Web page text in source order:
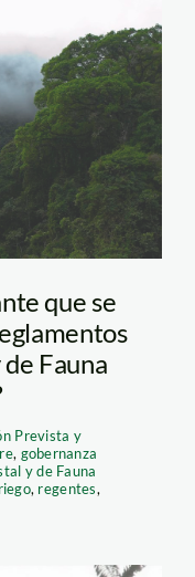
que se
Fauna
Prevista y
, gobernanza
y de Fauna
, regentes,